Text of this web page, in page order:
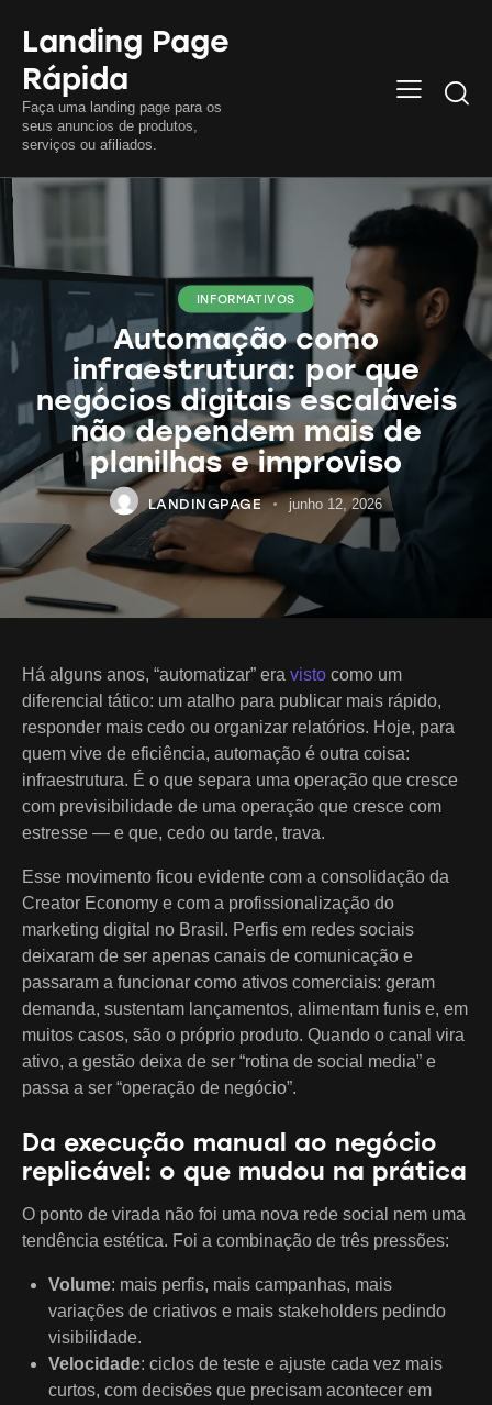
Landing Page
Rápida
Faça uma landing page para os
seus anuncios de produtos,
serviços ou afiliados.
INFORMATIVOS
Automação como
infraestrutura: por que
negócios digitais escaláveis
não dependem mais de
planilhas e improviso
LANDINGPAGE junho 12, 2026
Há alguns anos, “automatizar” era visto como um
diferencial tático: um atalho para publicar mais rápido,
responder mais cedo ou organizar relatórios. Hoje, para
quem vive de eficiência, automação é outra coisa:
infraestrutura. É o que separa uma operação que cresce
com previsibilidade de uma operação que cresce com
estresse — e que, cedo ou tarde, trava.
Esse movimento ficou evidente com a consolidação da
Creator Economy e com a profissionalização do
marketing digital no Brasil. Perfis em redes sociais
deixaram de ser apenas canais de comunicação e
passaram a funcionar como ativos comerciais: geram
demanda, sustentam lançamentos, alimentam funis e, em
muitos casos, são o próprio produto. Quando o canal vira
ativo, a gestão deixa de ser “rotina de social media” e
passa a ser “operação de negócio”.
Da execução manual ao negócio
replicável: o que mudou na prática
O ponto de virada não foi uma nova rede social nem uma
tendência estética. Foi a combinação de três pressões:
Volume: mais perfis, mais campanhas, mais
variações de criativos e mais stakeholders pedindo
visibilidade.
Velocidade: ciclos de teste e ajuste cada vez mais
curtos, com decisões que precisam acontecer em